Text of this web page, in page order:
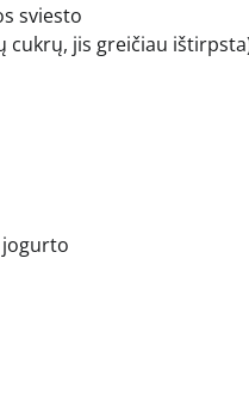
sviesto
cukrų, jis greičiau
jogurto